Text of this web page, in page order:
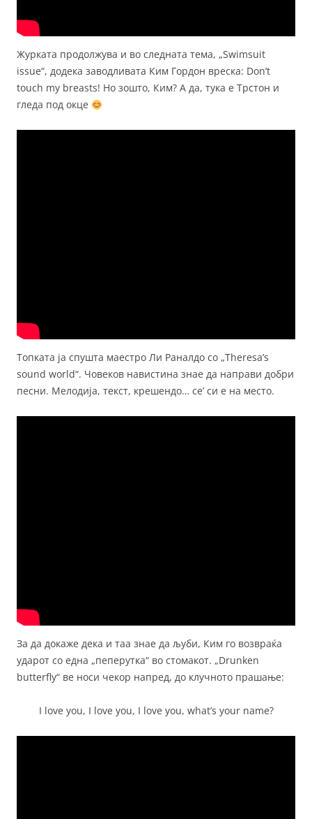
Журката продолжува и во следната тема, „Swimsuit
issue“, додека заводливата Ким Гордон вреска: Don’t
touch my breasts! Но зошто, Ким? А да, тука е Трстон и
гледа под окце
Топката ја спушта маестро Ли Раналдо со „Тheresa’s
sound world“. Човеков навистина знае да направи добри
песни. Мелодија, текст, крешендо… се’ си е на место.
За да докаже дека и таа знае да љуби, Ким го возвраќа
ударот со една „пеперутка“ во стомакот. „Drunken
butterfly“ ве носи чекор напред, до клучното прашање:
I love you, I love you, I love you, what’s your name?